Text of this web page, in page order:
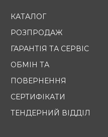
КАТАЛОГ
РОЗПРОДАЖ
ГАРАНТІЯ ТА СЕРВІС
ОБМІН ТА
ПОВЕРНЕННЯ
СЕРТИФІКАТИ
ТЕНДЕРНИЙ ВІДДІЛ